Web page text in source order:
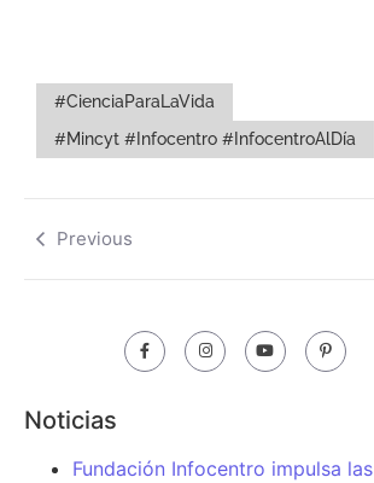
#CienciaParaLaVida
#Mincyt #Infocentro #InfocentroAlDía
Previous
Noticias
Fundación Infocentro impulsa las